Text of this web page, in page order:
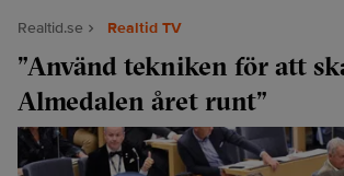
Realtid.se Realtid TV
”Använd tekniken för att
Almedalen året runt”